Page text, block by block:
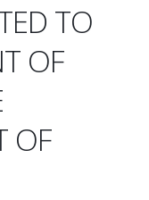
TO
OF
OF